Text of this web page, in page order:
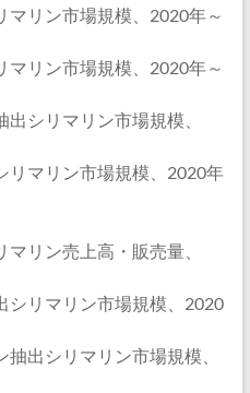
リン市場規模、2020年～
リン市場規模、2020年～
シリマリン市場規模、
マリン市場規模、2020年
リン売上高・販売量、
リマリン市場規模、2020
出シリマリン市場規模、